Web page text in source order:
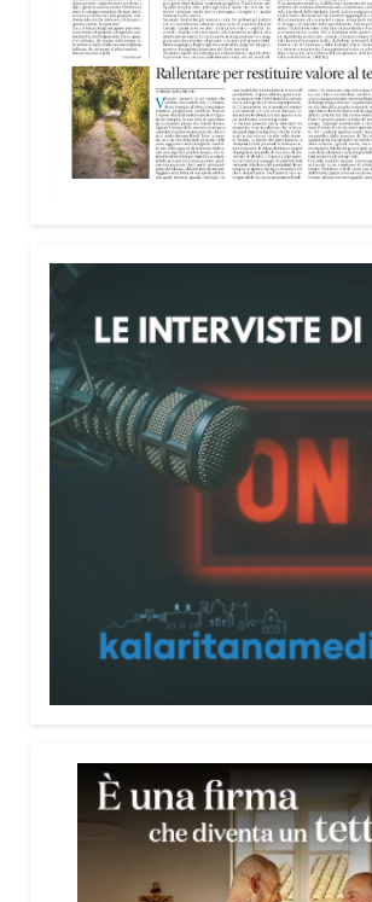
(MEM), l’incontro con l’arcivescovo
Giuseppe Baturi ha approfondito il
nella costruzione di ponti tra culture e
un confronto inserito nel percorso
della Pace e del Mediterraneo”,
promuove il dialogo e la
libanese del Consiglio dei Giovani
Mediterraneo della CEI: «Il campo è
un’esperienza di volontariato: è
costruire relazioni attraverso il
universale capace di unire persone
Condividi:
X
E-mail